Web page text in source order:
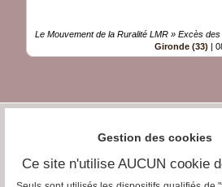
Le Mouvement de la Ruralité LMR » Excès
Gironde (33) |
Gestion des cookies
Ce site n'utilise AUCUN cookie